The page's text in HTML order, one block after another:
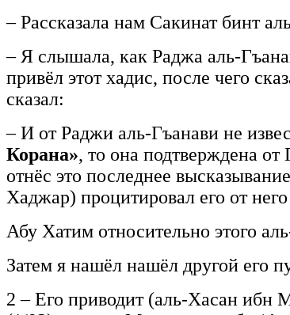
– Рассказала нам Сакинат бинт
– Я слышала, как Раджа аль-
привёл этот хадис, после чего
сказал:
– И от Раджи аль-Гъанави не
Корана», то она подтверждена
отнёс это последнее
Хаджар) процитировал его от
Абу Хатим относительно этого
Затем я нашёл нашёл другой его
2 – Его приводит (аль-Хасан ибн